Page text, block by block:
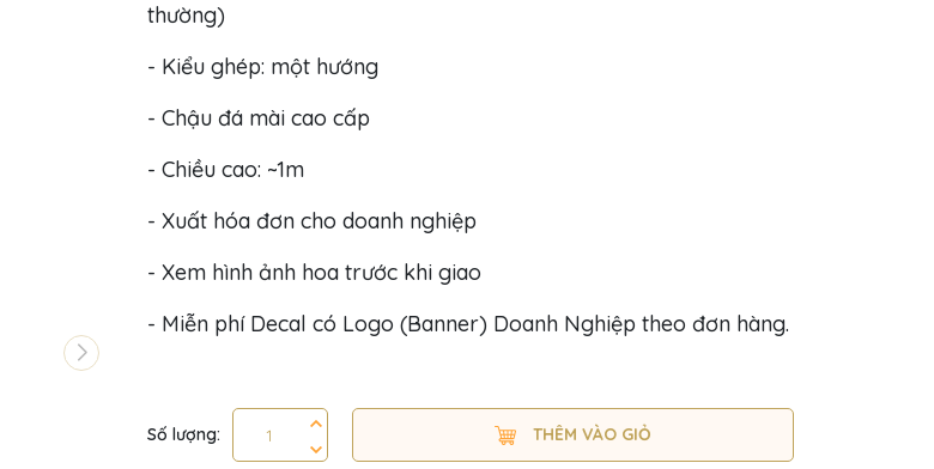
thường)
- Kiểu ghép: một hướng
- Chậu đá mài cao cấp
- Chiều cao: ~1m
- Xuất hóa đơn cho doanh nghiệp
- Xem hình ảnh hoa trước khi giao
- Miễn phí Decal có Logo (Banner) Doanh Nghiệp theo đơn hàng.
Số lượng: THÊM VÀO GIỎ